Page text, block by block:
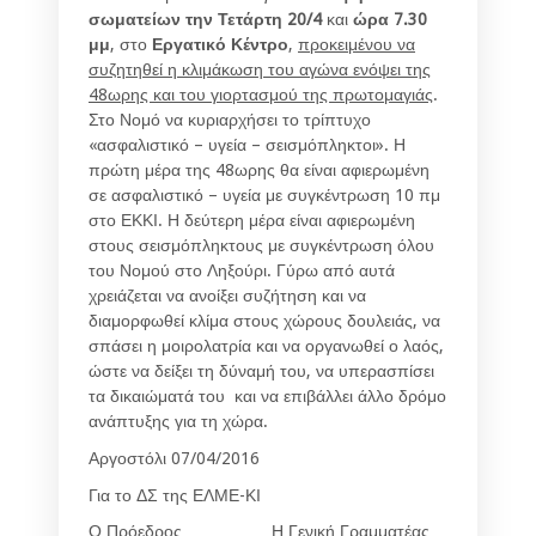
σωματείων την Τετάρτη 20/4και ώρα 7.30
μμ, στο Εργατικό Κέντρο, προκειμένου να
συζητηθεί η κλιμάκωση του αγώνα ενόψει της
48ωρης και του γιορτασμού της πρωτομαγιάς.
Στο Νομό να κυριαρχήσει το τρίπτυχο
«ασφαλιστικό – υγεία – σεισμόπληκτοι». Η
πρώτη μέρα της 48ωρης θα είναι αφιερωμένη
σε ασφαλιστικό – υγεία με συγκέντρωση 10 πμ
στο ΕΚΚΙ. Η δεύτερη μέρα είναι αφιερωμένη
στους σεισμόπληκτους με συγκέντρωση όλου
του Νομού στο Ληξούρι. Γύρω από αυτά
χρειάζεται να ανοίξει συζήτηση και να
διαμορφωθεί κλίμα στους χώρους δουλειάς, να
σπάσει η μοιρολατρία και να οργανωθεί ο λαός,
ώστε να δείξει τη δύναμή του, να υπερασπίσει
τα δικαιώματά του και να επιβάλλει άλλο δρόμο
ανάπτυξης για τη χώρα.
Αργοστόλι 07/04/2016
Για το ΔΣ της ΕΛΜΕ-ΚΙ
Ο Πρόεδρος
Η Γενική Γραμματέας